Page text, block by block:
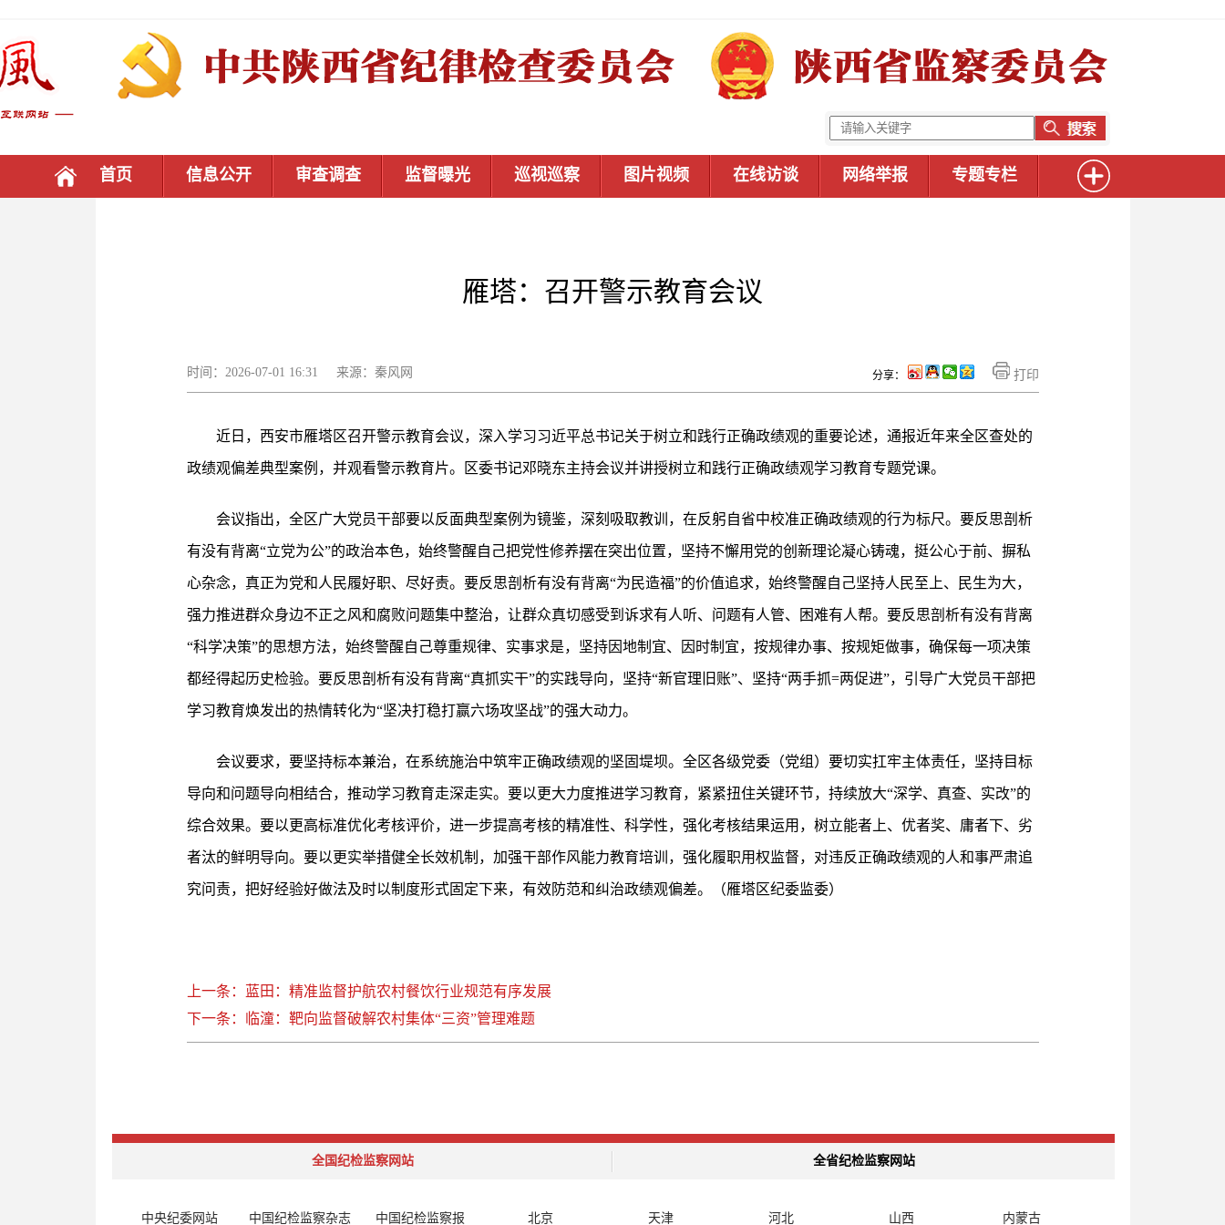
首页 信息公开 审查调查 监督曝光 巡视巡察 图片视频 在线访谈 网络举报 专题专栏
雁塔：召开警示教育会议
时间：2026-07-01 16:31 来源：秦风网 打印
分享：
近日，西安市雁塔区召开警示教育会议，深入学习习近平总书记关于树立和践行正确政绩观的重要论述，通报近年来全区查处的
政绩观偏差典型案例，并观看警示教育片。区委书记邓晓东主持会议并讲授树立和践行正确政绩观学习教育专题党课。
会议指出，全区广大党员干部要以反面典型案例为镜鉴，深刻吸取教训，在反躬自省中校准正确政绩观的行为标尺。要反思剖析
有没有背离“立党为公”的政治本色，始终警醒自己把党性修养摆在突出位置，坚持不懈用党的创新理论凝心铸魂，挺公心于前、摒私
心杂念，真正为党和人民履好职、尽好责。要反思剖析有没有背离“为民造福”的价值追求，始终警醒自己坚持人民至上、民生为大，
强力推进群众身边不正之风和腐败问题集中整治，让群众真切感受到诉求有人听、问题有人管、困难有人帮。要反思剖析有没有背离
“科学决策”的思想方法，始终警醒自己尊重规律、实事求是，坚持因地制宜、因时制宜，按规律办事、按规矩做事，确保每一项决策
都经得起历史检验。要反思剖析有没有背离“真抓实干”的实践导向，坚持“新官理旧账”、坚持“两手抓=两促进”，引导广大党员干部把
学习教育焕发出的热情转化为“坚决打稳打赢六场攻坚战”的强大动力。
会议要求，要坚持标本兼治，在系统施治中筑牢正确政绩观的坚固堤坝。全区各级党委（党组）要切实扛牢主体责任，坚持目标
导向和问题导向相结合，推动学习教育走深走实。要以更大力度推进学习教育，紧紧扭住关键环节，持续放大“深学、真查、实改”的
综合效果。要以更高标准优化考核评价，进一步提高考核的精准性、科学性，强化考核结果运用，树立能者上、优者奖、庸者下、劣
者汰的鲜明导向。要以更实举措健全长效机制，加强干部作风能力教育培训，强化履职用权监督，对违反正确政绩观的人和事严肃追
究问责，把好经验好做法及时以制度形式固定下来，有效防范和纠治政绩观偏差。（雁塔区纪委监委）
上一条：蓝田：精准监督护航农村餐饮行业规范有序发展
下一条：临潼：靶向监督破解农村集体“三资”管理难题
全国纪检监察网站 全省纪检监察网站
中央纪委网站 中国纪检监察杂志 中国纪检监察报 北京 天津 河北 山西 内蒙古